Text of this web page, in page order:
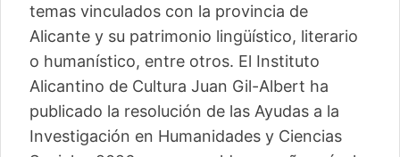
temas vinculados con la provincia de
Alicante y su patrimonio lingüístico, literario
o humanístico, entre otros. El Instituto
Alicantino de Cultura Juan Gil-Albert ha
publicado la resolución de las Ayudas a la
Investigación en Humanidades y Ciencias